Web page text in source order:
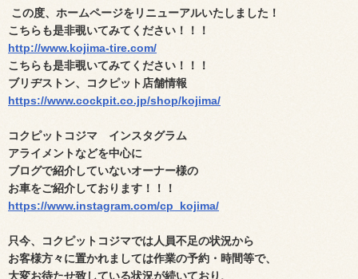
この度、ホームページをリニューアルいたしました！
こちらも是非覗いてみてください！！！
http://www.kojima-tire.com/
こちらも是非覗いてみてください！！！
ブリヂストン、コクピット店舗情報
https://www.cockpit.co.jp/shop/kojima/
コクピットコジマ インスタグラム
アライメントなどを中心に
ブログで紹介していないオーナー様の
お車をご紹介しております！！！
https://www.instagram.com/cp_kojima/
只今、コクピットコジマでは人員不足の状況から
お客様方々に置かれましては作業の予約・時間等で、
大変お待たせ致している状況が続いており、